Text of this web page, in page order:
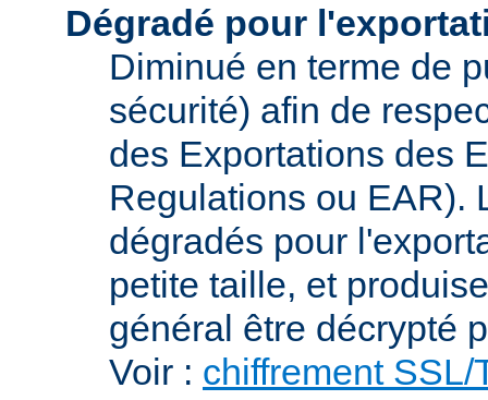
Dégradé pour
Diminué en terme de
sécurité) afin de
des Exportations des
Regulations ou EAR).
dégradés pour
petite taille, et
général être décrypté
Voir : chiffrement SSL/